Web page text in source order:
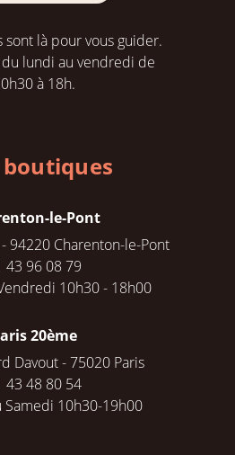
sont là pour vous guider.
du lundi au vendredi de
à 18h.
boutiques
le-Pont
94220 Charenton-le-Pont
43 96 08 79
10h30 - 18h00
20ème
Davout - 75020 Paris
43 48 80 54
Samedi 10h30-19h00